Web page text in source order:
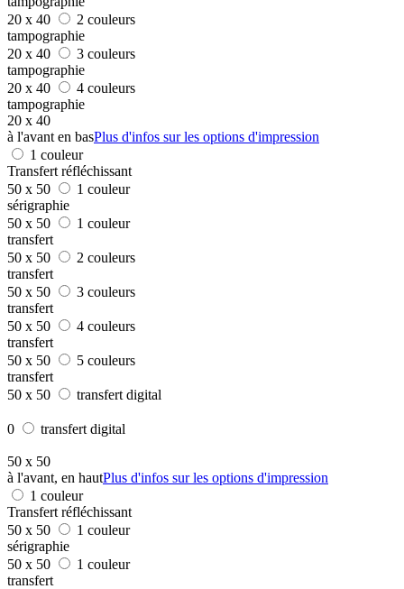
20 x 40
2 couleurs
tampographie
20 x 40
3 couleurs
tampographie
20 x 40
4 couleurs
tampographie
20 x 40
à l'avant en basPlus d'infos sur les options d'impression
1 couleur
Transfert réfléchissant
50 x 50
1 couleur
sérigraphie
50 x 50
1 couleur
transfert
50 x 50
2 couleurs
transfert
50 x 50
3 couleurs
transfert
50 x 50
4 couleurs
transfert
50 x 50
5 couleurs
transfert
50 x 50
transfert digital
0 transfert digital
50 x 50
à l'avant, en hautPlus d'infos sur les options d'impression
1 couleur
Transfert réfléchissant
50 x 50
1 couleur
sérigraphie
50 x 50
1 couleur
transfert